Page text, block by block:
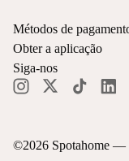
©2026 Spotahome —
Métodos de
Obter a aplicação
Siga-nos